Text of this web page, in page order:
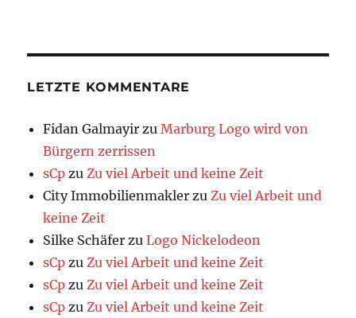
LETZTE KOMMENTARE
Fidan Galmayir zu Marburg Logo wird von
Bürgern zerrissen
sCp zu Zu viel Arbeit und keine Zeit
City Immobilienmakler zu Zu viel Arbeit und
keine Zeit
Silke Schäfer zuLogo Nickelodeon
sCp zu Zu viel Arbeit und keine Zeit
sCp zu Zu viel Arbeit und keine Zeit
sCp zu Zu viel Arbeit und keine Zeit